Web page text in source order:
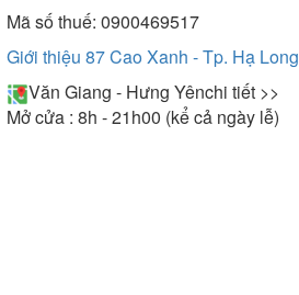
Mã số thuế: 0900469517
Giới thiệu 87 Cao Xanh - Tp. Hạ Long
Văn Giang - Hưng Yênchi tiết >>
Mở cửa : 8h - 21h00 (kể cả ngày lễ)